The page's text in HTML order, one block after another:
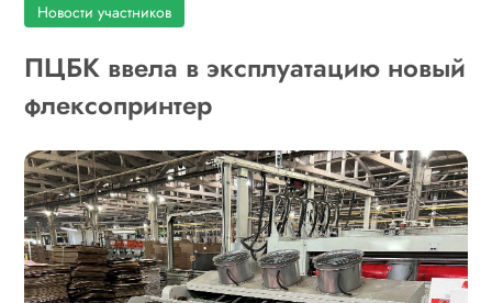
Новости участников
ПЦБК ввела в эксплуатацию новый
флексопринтер